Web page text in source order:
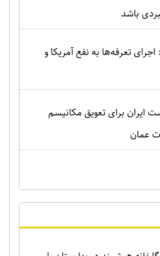
باشد
تعرفه‌ها به نفع آمریکا و
ایران برای تعویق مکانیسم
عمان